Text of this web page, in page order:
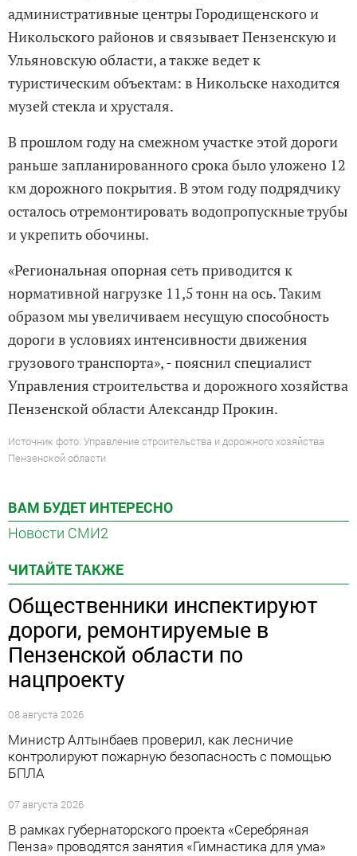
административные центры Городищенского и
Никольского районов и связывает Пензенскую и
Ульяновскую области, а также ведет к
туристическим объектам: в Никольске находится
музей стекла и хрусталя.
В прошлом году на смежном участке этой дороги
раньше запланированного срока было уложено 12
км дорожного покрытия. В этом году подрядчику
осталось отремонтировать водопропускные трубы
и укрепить обочины.
«Региональная опорная сеть приводится к
нормативной нагрузке 11,5 тонн на ось. Таким
образом мы увеличиваем несущую способность
дороги в условиях интенсивности движения
грузового транспорта», - пояснил специалист
Управления строительства и дорожного хозяйства
Пензенской области Александр Прокин.
Источник фото: Управление строительства и дорожного хозяйства
Пензенской области
ВАМ БУДЕТ ИНТЕРЕСНО
Новости СМИ2
ЧИТАЙТЕ ТАКЖЕ
Общественники инспектируют
дороги, ремонтируемые в
Пензенской области по
нацпроекту
08 августа 2026
Министр Алтынбаев проверил, как лесничие
контролируют пожарную безопасность с помощью
БПЛА
07 августа 2026
В рамках губернаторского проекта «Серебряная
Пенза» проводятся занятия «Гимнастика для ума»